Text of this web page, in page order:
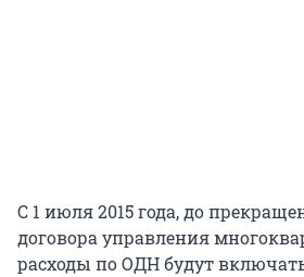
С 1 июля 2015 года, до
договора управления
расходы по ОДН будут